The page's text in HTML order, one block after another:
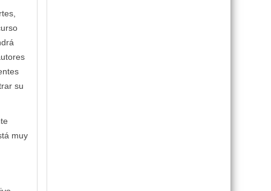
su
muy